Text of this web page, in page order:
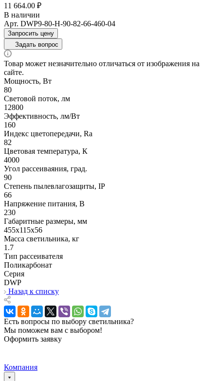
11 664.00 ₽
В наличии
Арт. DWP9-80-H-90-82-66-460-04
Запросить цену
Задать вопрос
Товар может незначительно отличаться от изображения на
сайте.
Мощность, Вт
80
Световой поток, лм
12800
Эффективность, лм/Вт
160
Индекс цветопередачи, Ra
82
Цветовая температура, К
4000
Угол рассеиваяния, град.
90
Степень пылевлагозащиты, IP
66
Напряжение питания, В
230
Габаритные размеры, мм
455х115x56
Масса светильника, кг
1.7
Тип рассеивателя
Поликарбонат
Серия
DWP
Назад к списку
Есть вопросы по выбору светильника?
Мы поможем вам с выбором!
Оформить заявку
Компания